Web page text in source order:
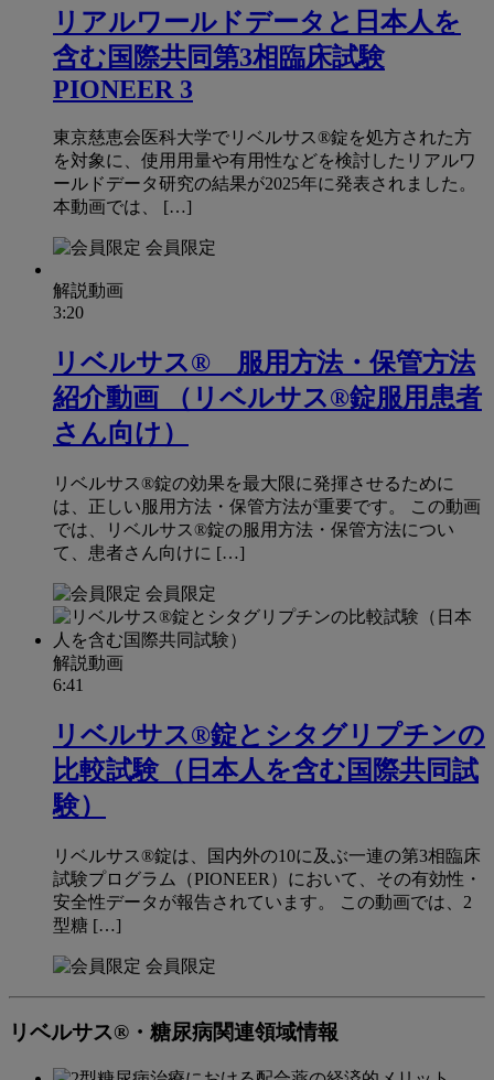
リアルワールドデータと日本人を
含む国際共同第3相臨床試験
PIONEER 3
東京慈恵会医科大学でリベルサス®錠を処方された方
を対象に、使用用量や有用性などを検討したリアルワ
ールドデータ研究の結果が2025年に発表されました。
本動画では、 […]
会員限定
解説動画
3:20
リベルサス® 服用方法・保管方法
紹介動画 （リベルサス®錠服用患者
さん向け）
リベルサス®錠の効果を最大限に発揮させるために
は、正しい服用方法・保管方法が重要です。 この動画
では、リベルサス®錠の服用方法・保管方法につい
て、患者さん向けに […]
会員限定
解説動画
6:41
リベルサス®錠とシタグリプチンの
比較試験（日本人を含む国際共同試
験）
リベルサス®錠は、国内外の10に及ぶ一連の第3相臨床
試験プログラム（PIONEER）において、その有効性・
安全性データが報告されています。 この動画では、2
型糖 […]
会員限定
リベルサス®・糖尿病関連領域情報